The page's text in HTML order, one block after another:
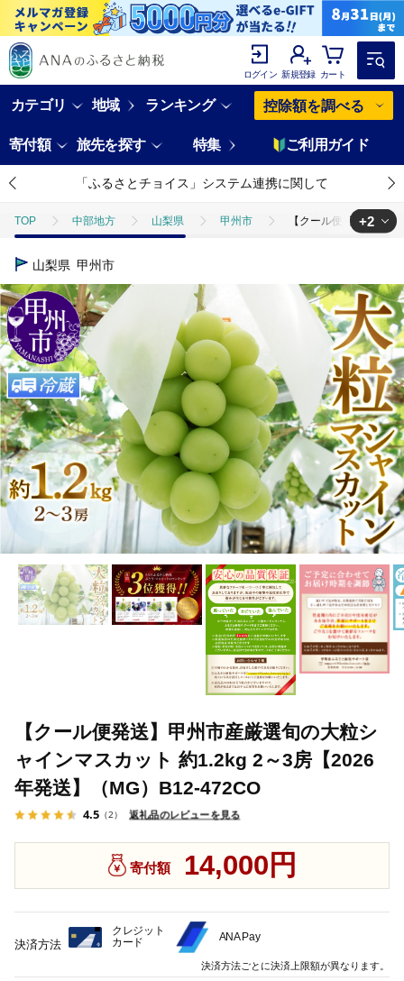
ログイン 新規登録 カート
カテゴリ 地域 ランキング 控除額を調べる
寄付額 旅先を探す 特集 ご利用ガイド
「ふるさとチョイス」システム連携に関して
TOP 中部地方 山梨県 甲州市 【クール便発送】甲
TOP
TOP フルーツ ぶどう・マスカット 【クール便発送】甲州
+2
山梨県 甲州市
【クール便発送】甲州市産厳選旬の大粒シ
ャインマスカット 約1.2kg 2～3房【2026
年発送】（MG）B12-472CO
4.5 （2） 返礼品のレビューを見る
寄付額 14,000円
決済方法
クレジット
カード
ANA Pay
決済方法ごとに決済上限額が異なります。